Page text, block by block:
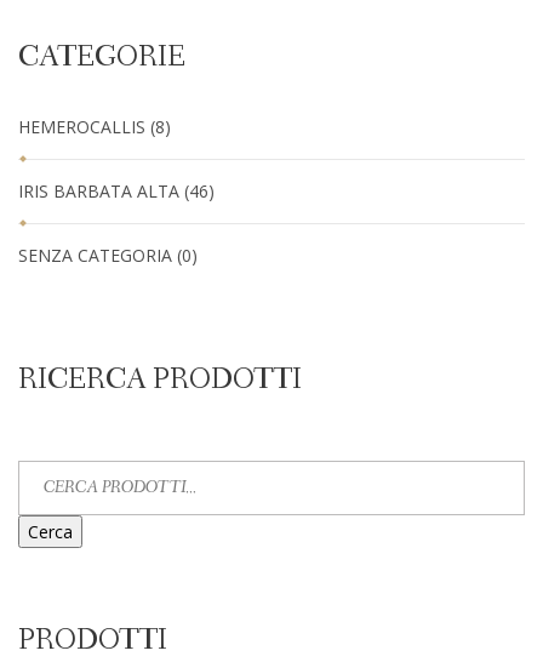
CATEGORIE
HEMEROCALLIS (8)
IRIS BARBATA ALTA (46)
SENZA CATEGORIA (0)
RICERCA PRODOTTI
Cerca
PRODOTTI